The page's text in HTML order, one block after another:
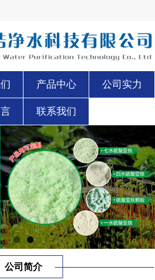
产品中心 公司实力
联系我们
公司简介